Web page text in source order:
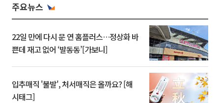
주요뉴스
22일 만에 다시 문 연 홈플러스…정상화 바
쁜데 재고 없어 ‘발동동’[가보니]
입추매직 '불발', 처서매직은 올까요? [해
시태그]